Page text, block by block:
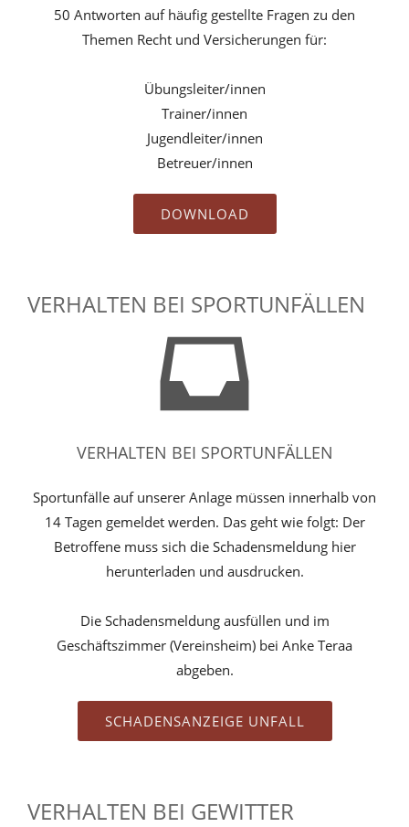
50 Antworten auf häufig gestellte Fragen zu den
Themen Recht und Versicherungen für:
Übungsleiter/innen
Trainer/innen
Jugendleiter/innen
Betreuer/innen
DOWNLOAD
VERHALTEN BEI SPORTUNFÄLLEN
VERHALTEN BEI SPORTUNFÄLLEN
Sportunfälle auf unserer Anlage müssen innerhalb von
14 Tagen gemeldet werden. Das geht wie folgt: Der
Betroffene muss sich die Schadensmeldung hier
herunterladen und ausdrucken.
Die Schadensmeldung ausfüllen und im
Geschäftszimmer (Vereinsheim) bei Anke Teraa
abgeben.
SCHADENSANZEIGE UNFALL
VERHALTEN BEI GEWITTER